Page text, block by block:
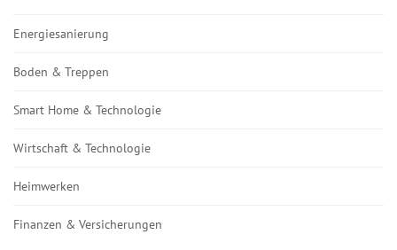
Energiesanierung
Boden & Treppen
Smart Home & Technologie
Wirtschaft & Technologie
Heimwerken
Finanzen & Versicherungen